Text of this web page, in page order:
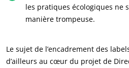
les pratiques écologiques ne
manière trompeuse.
Le sujet de l’encadrement des
d’ailleurs au cœur du projet de